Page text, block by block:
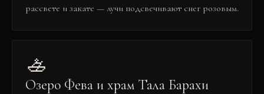
рассвете и закате — лучи подсвечивают снег розовым.
🚣
Озеро Фева и храм Тала Барахи